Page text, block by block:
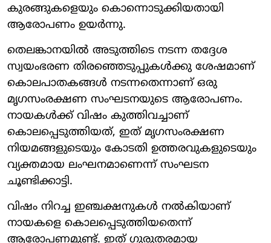
കുരങ്ങുകളെയും കൊന്നൊടുക്കിയതായി
ആരോപണം ഉയർന്നു.
തെലങ്കാനയിൽ അടുത്തിടെ നടന്ന തദ്ദേശ
സ്വയംഭരണ തിരഞ്ഞെടുപ്പുകൾക്കു ശേഷമാണ്
കൊലപാതകങ്ങൾ നടന്നതെന്നാണ് ഒരു
മൃഗസംരക്ഷണ സംഘടനയുടെ ആരോപണം.
നായകൾക്ക് വിഷം കുത്തിവച്ചാണ്
കൊലപ്പെടുത്തിയത്, ഇത് മൃഗസംരക്ഷണ
നിയമങ്ങളുടെയും കോടതി ഉത്തരവുകളുടെയും
വ്യക്തമായ ലംഘനമാണെന്ന് സംഘടന
ചൂണ്ടിക്കാട്ടി.
വിഷം നിറച്ച ഇഞ്ചക്ഷനുകൾ നൽകിയാണ്
നായകളെ കൊലപ്പെടുത്തിയതെന്ന്
ആരോപണമുണ്ട്. ഇത് ഗുരുതരമായ